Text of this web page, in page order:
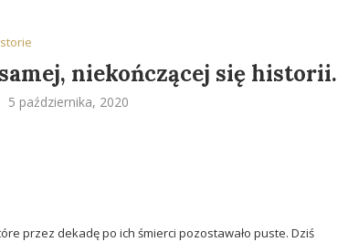
niekończącej się historii.
5 października, 2020
przez dekadę po ich śmierci pozostawało puste. Dziś